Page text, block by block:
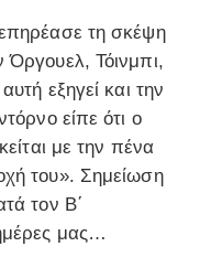
τη σκέψη
Τόινμπι,
εξηγεί και την
είπε ότι ο
με την πένα
του». Σημείωση
τον Β΄
μας…